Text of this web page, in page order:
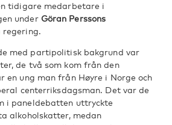
tidigare medarbetare i
under Göran Perssons
regering.
med partipolitisk bakgrund var
de två som kom från den
en ung man från Høyre i Norge och
centerriksdagsman. Det var de
i paneldebatten uttryckte
alkoholskatter, medan